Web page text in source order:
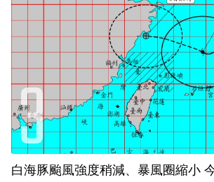
白海豚颱風強度稍減、暴風圈縮小